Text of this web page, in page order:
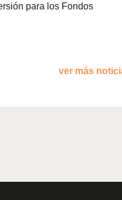
para los Fondos
ver más